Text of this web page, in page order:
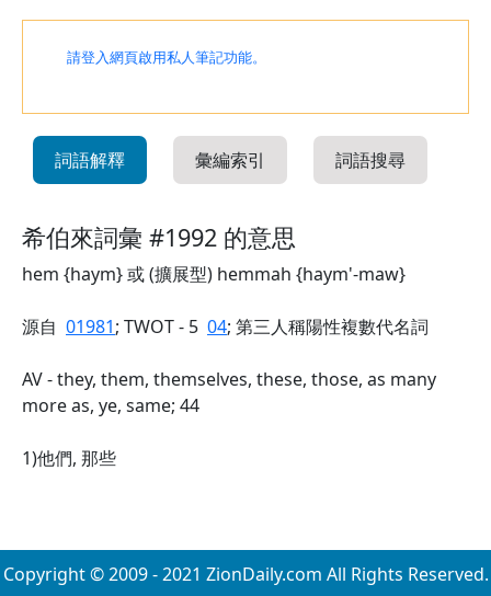
請登入網頁啟用私人筆記功能。
詞語解釋 彙編索引 詞語搜尋
希伯來詞彙 #1992 的意思
hem {haym} 或 (擴展型) hemmah {haym'-maw}
源自 01981; TWOT - 5 04; 第三人稱陽性複數代名詞
AV - they, them, themselves, these, those, as many
more as, ye, same; 44
1)他們, 那些
Copyright © 2009 - 2021 ZionDaily.com All Rights Reserved.